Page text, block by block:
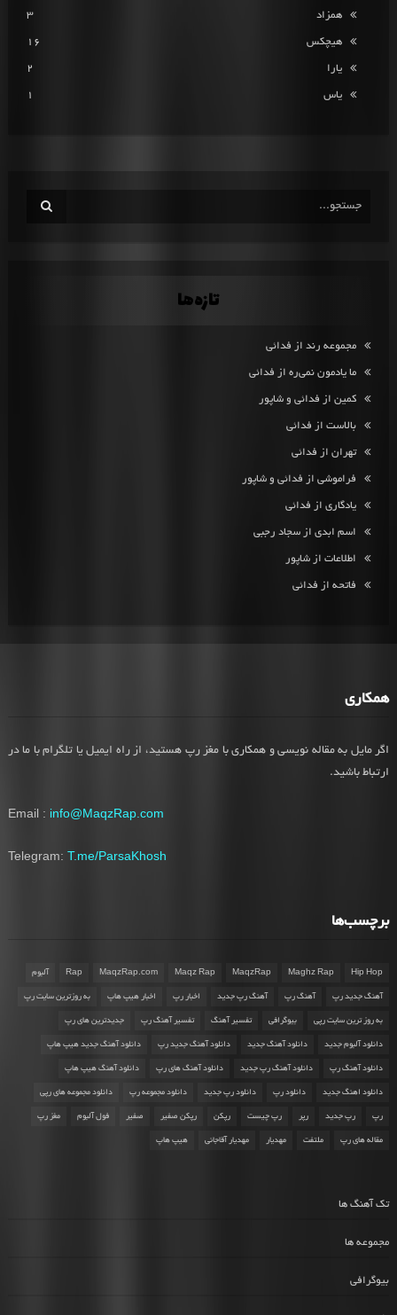
همزاد 3
هیچکس 16
یارا 2
یاس 1
تازه‌ها
مجموعه رند از فدائی
ما یادمون نمی‌ره از فدائی
کمین از فدائی و شاپور
بالاست از فدائی
تهران از فدائی
فراموشی از فدائی و شاپور
یادگاری از فدائی
اسم ابدی از سجاد رجبی
اطلاعات از شاپور
فاتحه از فدائی
همکاری
اگر مایل به مقاله نویسی و همکاری با مغز رپ هستید، از راه ایمیل یا تلگرام با ما در
ارتباط باشید.
Email : info@MaqzRap.com
Telegram: T.me/ParsaKhosh
برچسب‌ها
Hip Hop
Maghz Rap
MaqzRap
Maqz Rap
MaqzRap.com
Rap آلبوم
آهنگ جدید رپ آهنگ رپ آهنگ رپ جدید اخبار رپ اخبار هیپ هاپ به روزترین سایت رپ
به روز ترین سایت رپی بیوگرافی تفسیر آهنگ تفسیر آهنگ رپ جدیدترین های رپ
دانلود آلبوم جدید دانلود آهنگ جدید دانلود آهنگ جدید رپ دانلود آهنگ جدید هیپ هاپ
دانلود آهنگ رپ دانلود آهنگ رپ جدید دانلود آهنگ های رپ دانلود آهنگ هیپ هاپ
دانلود اهنگ جدید دانلود رپ دانلود رپ جدید دانلود مجموعه رپ دانلود مجموعه های رپی
رپ رپ جدید رپر رپ چیست رپکن رپکن صفیر صفیر فول آلبوم مغز رپ
مقاله های رپ ملتفت مهدیار مهدیار آقاجانی هیپ هاپ
تک آهنگ ها
مجموعه ها
بیوگرافی